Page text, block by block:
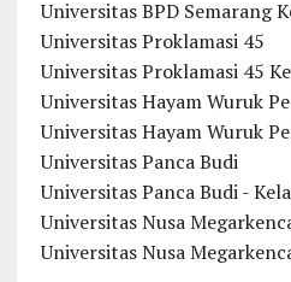
Universitas BPD Semarang
Universitas Proklamasi 45
Universitas Proklamasi 45
Universitas Hayam Wuruk
Universitas Hayam Wuruk
Universitas Panca Budi
Universitas Panca Budi -
Universitas Nusa
Universitas Nusa